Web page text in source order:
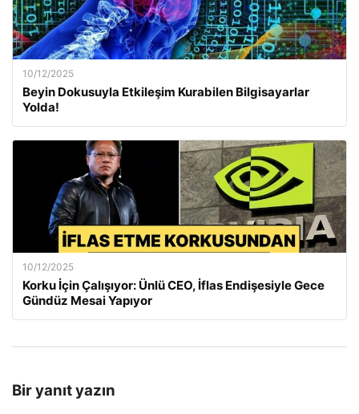
10/12/2025
Beyin Dokusuyla Etkileşim Kurabilen Bilgisayarlar
Yolda!
10/12/2025
Korku İçin Çalışıyor: Ünlü CEO, İflas Endişesiyle Gece
Gündüz Mesai Yapıyor
Bir yanıt yazın